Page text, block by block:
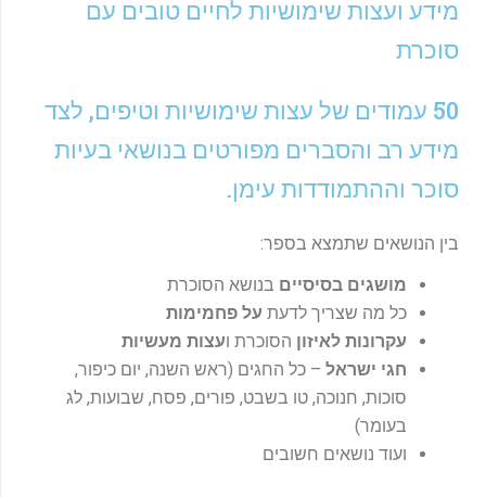
-
מידע ועצות שימושיות לחיים טובים עם
סוכרת
50 עמודים של עצות שימושיות וטיפים, לצד
מידע רב והסברים מפורטים בנושאי בעיות
סוכר וההתמודדות עימן.
בין הנושאים שתמצא בספר:
מושגים בסיסיים בנושא הסוכרת
כל מה שצריך לדעת על פחמימות
עקרונות לאיזון הסוכרת ועצות מעשיות
חגי ישראל – כל החגים (ראש השנה, יום כיפור,
סוכות, חנוכה, טו בשבט, פורים, פסח, שבועות, לג
בעומר)
ועוד נושאים חשובים